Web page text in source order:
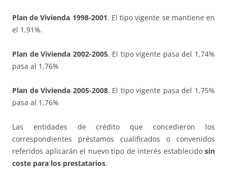
Plan de Vivienda 1998-2001. El tipo vigente se mantiene en
el 1,91%.
Plan de Vivienda 2002-2005. El tipo vigente pasa del 1,74%
pasa al 1,76%
Plan de Vivienda 2005-2008. El tipo vigente pasa del 1,75%
pasa al 1,76%
Las entidades de crédito que concedieron los
correspondientes préstamos cualificados o convenidos
referidos aplicarán el nuevo tipo de interés establecido sin
coste para los prestatarios.